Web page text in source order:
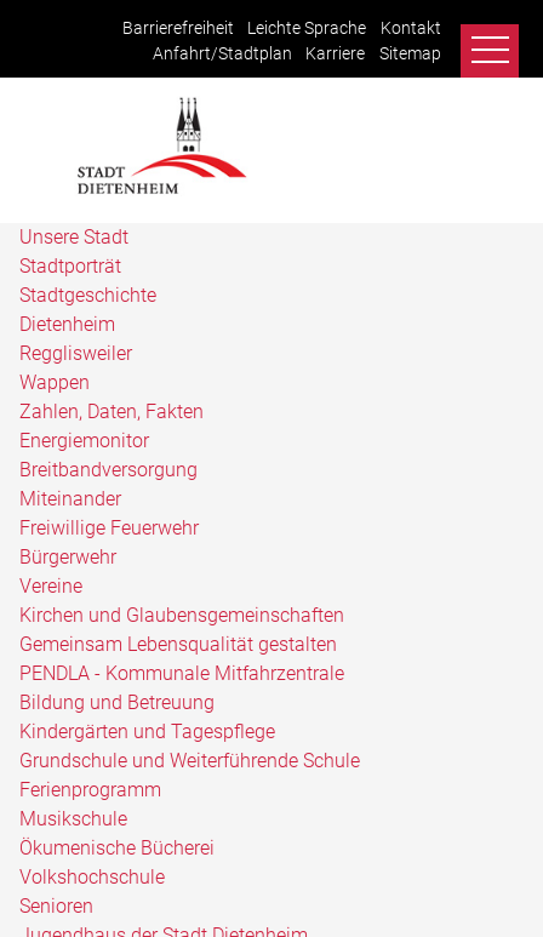
Barrierefreiheit Leichte Sprache
Kontakt
Anfahrt/Stadtplan
Karriere Sitemap
Unsere Stadt
Stadtporträt
Stadtgeschichte
Dietenheim
Regglisweiler
Wappen
Zahlen, Daten, Fakten
Energiemonitor
Breitbandversorgung
Miteinander
Freiwillige Feuerwehr
Bürgerwehr
Vereine
Kirchen und Glaubensgemeinschaften
Gemeinsam Lebensqualität gestalten
PENDLA - Kommunale Mitfahrzentrale
Bildung und Betreuung
Kindergärten und Tagespflege
Grundschule und Weiterführende Schule
Ferienprogramm
Musikschule
Ökumenische Bücherei
Volkshochschule
Senioren